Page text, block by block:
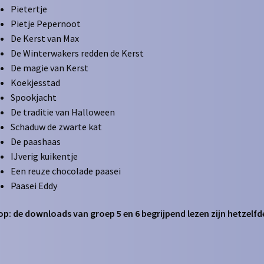
Pietertje
Pietje Pepernoot
De Kerst van Max
De Winterwakers redden de Kerst
De magie van Kerst
Koekjesstad
Spookjacht
De traditie van Halloween
Schaduw de zwarte kat
De paashaas
IJverig kuikentje
Een reuze chocolade paasei
Paasei Eddy
de downloads van groep 5 en 6 begrijpend lezen zijn